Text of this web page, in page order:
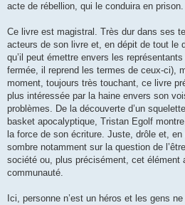
acte de rébellion, qui le conduira en prison.
Ce livre est magistral. Très dur dans ses
acteurs de son livre et, en dépit de tout le
qu’il peut émettre envers les
fermée, il reprend les termes de ceux-ci),
moment, toujours très touchant, ce livre
plus intéressée par la haine envers son
problèmes. De la découverte d’un
basket apocalyptique, Tristan Egolf
la force de son écriture. Juste, drôle et,
sombre notamment sur la question de
société ou, plus précisément, cet élément
communauté.
Ici, personne n’est un héros et les gens